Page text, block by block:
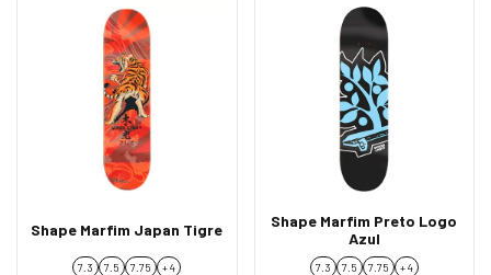
Shape Marfim Japan Tigre
7.3 7.5 7.75 + 4
Shape Marfim Preto Logo
Azul
7.3 7.5 7.75 + 4